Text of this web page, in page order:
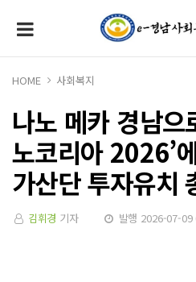
HOME 사회복지
나노 메카 경남으
노코리아 2026’
가산단 투자유치
김휘경 기자 발행 2026-07-